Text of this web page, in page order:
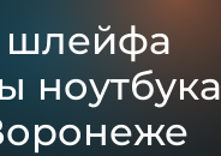
шлейфа
ноутбука